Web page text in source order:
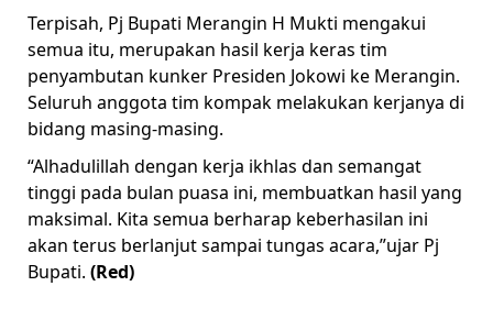
Terpisah, Pj Bupati Merangin H Mukti mengakui
semua itu, merupakan hasil kerja keras tim
penyambutan kunker Presiden Jokowi ke Merangin.
Seluruh anggota tim kompak melakukan kerjanya di
bidang masing-masing.
“Alhadulillah dengan kerja ikhlas dan semangat
tinggi pada bulan puasa ini, membuatkan hasil yang
maksimal. Kita semua berharap keberhasilan ini
akan terus berlanjut sampai tungas acara,”ujar Pj
Bupati. (Red)